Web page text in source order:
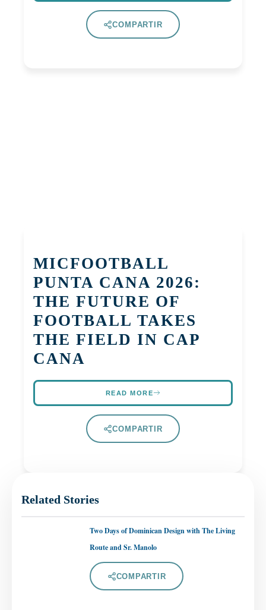
COMPARTIR
MICFOOTBALL
PUNTA CANA 2026:
THE FUTURE OF
FOOTBALL TAKES
THE FIELD IN CAP
CANA
READ MORE
COMPARTIR
Related Stories
Two Days of Dominican Design with The Living
Route and Sr. Manolo
COMPARTIR